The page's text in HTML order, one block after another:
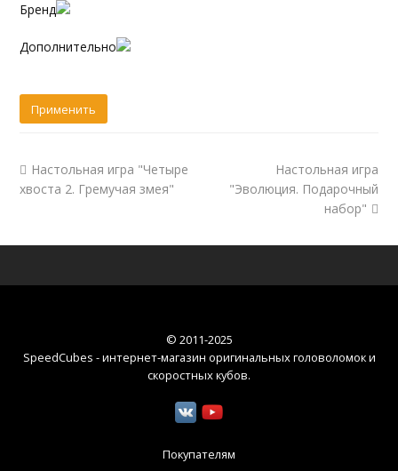
Бренд
Дополнительно
Настольная игра "Четыре
хвоста 2. Гремучая змея"
Настольная игра
"Эволюция. Подарочный
набор"
© 2011-2025
SpeedCubes - интернет-магазин оригинальных головоломок и
скоростных кубов.
Покупателям